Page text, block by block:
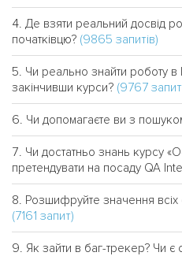
Де взяти реальний досвід
початківцю? (9865 запитів)
Чи реально знайти роботу
закінчивши курси? (9767
Чи допомагаєте ви з
Чи достатньо знань курсу
претендувати на посаду QA
Розшифруйте значення всіх
(7161 запит)
Як зайти в баг-трекер? Чи є